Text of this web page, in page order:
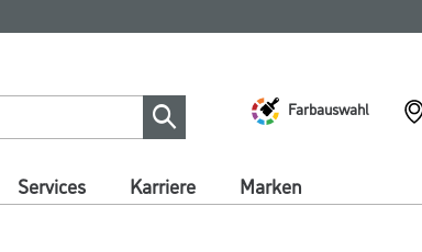
Farbauswahl
Services Karriere Marken